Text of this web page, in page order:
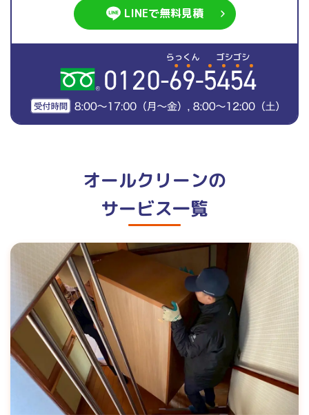
LINEで無料見積
オールクリーンの
サービス一覧